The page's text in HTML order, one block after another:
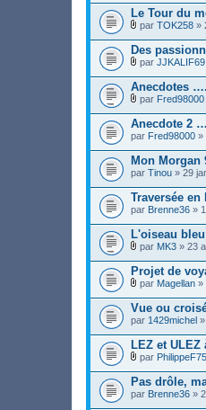
o
i
n
t
(
s
)
s
)
o
i
n
t
(
s
)
Le Tour du
F
i
c
h
i
e
r
s
)
j
o
i
n
t
(
s
par TOK258 »
Des
F
i
c
h
i
e
r
s
)
j
o
i
n
t
(
s
)
par JJKALIF69
Anecdotes
F
c
h
i
e
r
s
)
j
o
i
n
t
(
s
)
par Fred98000
Anecdote 2
par Fred98000 »
Mon Morgan
par Tinou » 29
Traversée en
par Brenne36 »
L'oiseau bleu
F
i
c
h
i
e
r
s
)
o
i
n
t
par MK3 » 23
Projet de
F
i
c
h
i
e
r
s
)
j
par Magellan »
Vue ou
par 1429michel
LEZ et
F
i
c
h
par PhilippeF75
Pas drôle,
par Brenne36 »